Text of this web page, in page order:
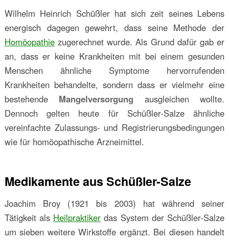
Wilhelm Heinrich Schüßler hat sich zeit seines Lebens
energisch dagegen gewehrt, dass seine Methode der
Homöopathiezugerechnet wurde. Als Grund dafür gab er
an, dass er keine Krankheiten mit bei einem gesunden
Menschen ähnliche Symptome hervorrufenden
Krankheiten behandelte, sondern dass er vielmehr eine
bestehende Mangelversorgung ausgleichen wollte.
Dennoch gelten heute für Schüßler-Salze ähnliche
vereinfachte Zulassungs- und Registrierungsbedingungen
wie für homöopathische Arzneimittel.
Medikamente aus Schüßler-Salze
Joachim Broy (1921 bis 2003) hat während seiner
Tätigkeit als Heilpraktiker das System der Schüßler-Salze
um sieben weitere Wirkstoffe ergänzt. Bei diesen handelt